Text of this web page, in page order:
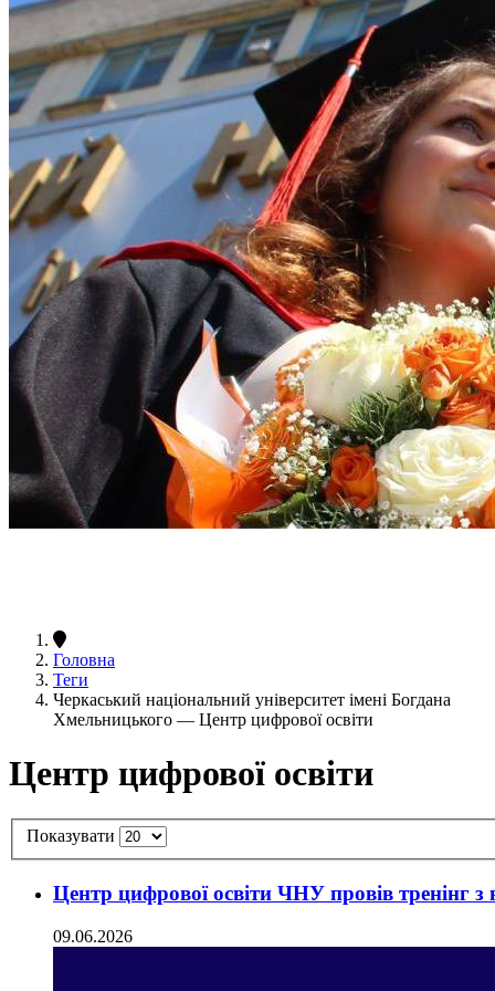
Головна
Теги
Черкаський національний університет імені Богдана
Хмельницького — Центр цифрової освіти
Центр цифрової освіти
Показувати
Центр цифрової освіти ЧНУ провів тренінг
09.06.2026